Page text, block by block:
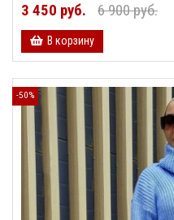
3 450 руб. 6 900 руб.
В корзину
-50%